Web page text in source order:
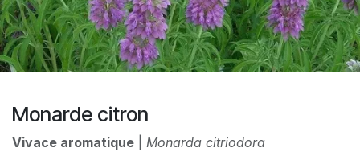
Monarde citron
Vivace aromatique Monarda citriodora